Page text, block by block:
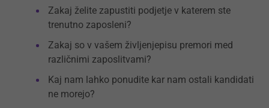
Zakaj želite zapustiti podjetje v katerem ste
trenutno zaposleni?
Zakaj so v vašem življenjepisu premori med
različnimi zaposlitvami?
Kaj nam lahko ponudite kar nam ostali kandidati
ne morejo?